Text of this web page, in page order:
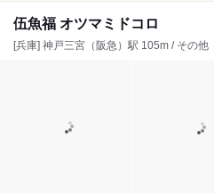
伍魚福 オツマミドコロ
[兵庫] 神戸三宮（阪急）駅 105m / その他